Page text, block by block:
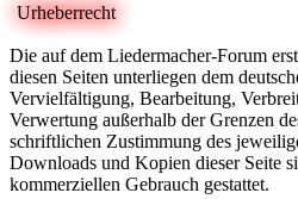
Urheberrecht
Die auf dem Liedermacher-Forum
diesen Seiten unterliegen dem
Vervielfältigung, Bearbeitung,
Verwertung außerhalb der Grenzen
schriftlichen Zustimmung des
Downloads und Kopien dieser Seite
kommerziellen Gebrauch gestattet.